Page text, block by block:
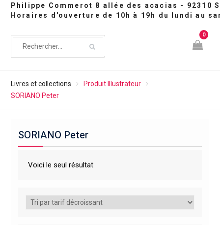
0
Livres et collections
Produit Illustrateur
SORIANO Peter
SORIANO Peter
Voici le seul résultat